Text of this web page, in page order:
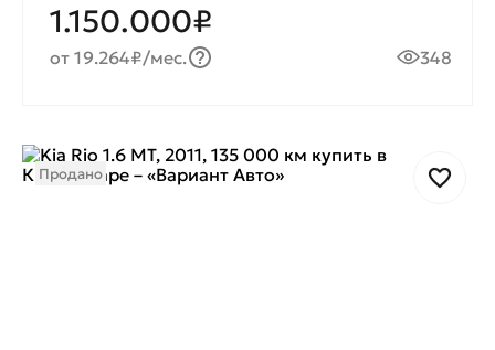
1.150.000₽
от 19.264₽/мес. 348
Продано